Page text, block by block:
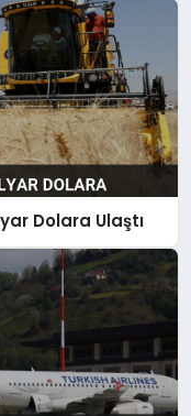
Dolara Ulaştı